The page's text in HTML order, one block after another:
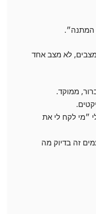
המתנה״.
לא מצב אחד
ממוקד.
״מי לקח לי את
זה בדיוק מה